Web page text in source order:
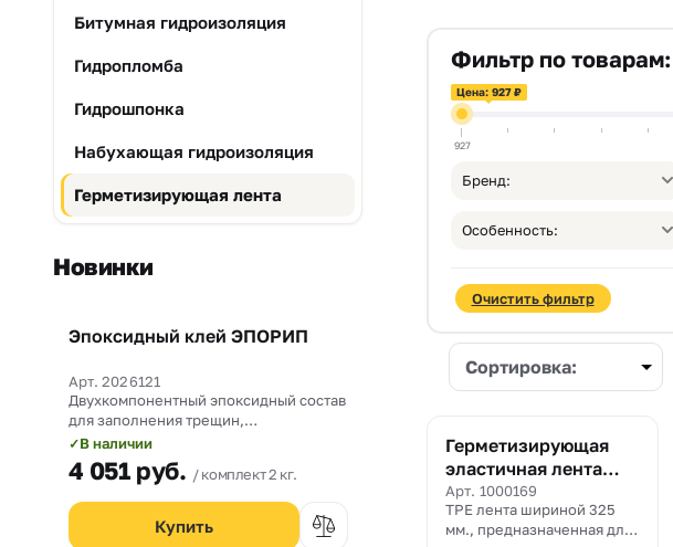
Битумная гидроизоляция
Гидропломба
Гидрошпонка
Набухающая гидроизоляция
Герметизирующая лента
Новинки
Новинка
Эпоксидный клей ЭПОРИП
Арт. 2026121
Двухкомпонентный эпоксидный состав
для заполнения трещин,
омоноличивания рабочих швов и
прочного склеивания бетона со
сталью.
✓В наличии
4 051руб. комплект 2 кг.
Фильтр по товарам:
Цена: 927 ₽
927
Бренд:
Особенность:
Очистить фильтр
Сортировка:
Герметизирующая
эластичная лента
MapeBand TPE 325
Арт. 1000169
TPE лента шириной 325
мм., предназначенная для